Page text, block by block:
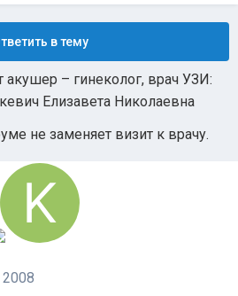
в тему
акушер – гинеколог, врач УЗИ:
Елизавета Николаевна
не заменяет визит к врачу.